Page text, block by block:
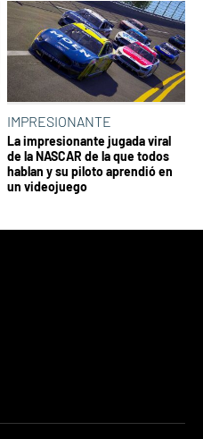
IMPRESIONANTE
La impresionante jugada viral
de la NASCAR de la que todos
hablan y su piloto aprendió en
un videojuego